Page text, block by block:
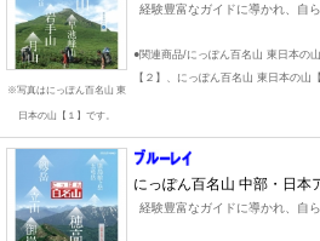
※写真はにっぽん百名山 東
日本の山【１】です。
経験豊富なガイドに導かれ、自
●関連商品/にっぽん百名山 東日本の
【２】、にっぽん百名山 東日本の
にっぽん百名山 中部・日本
経験豊富なガイドに導かれ、自